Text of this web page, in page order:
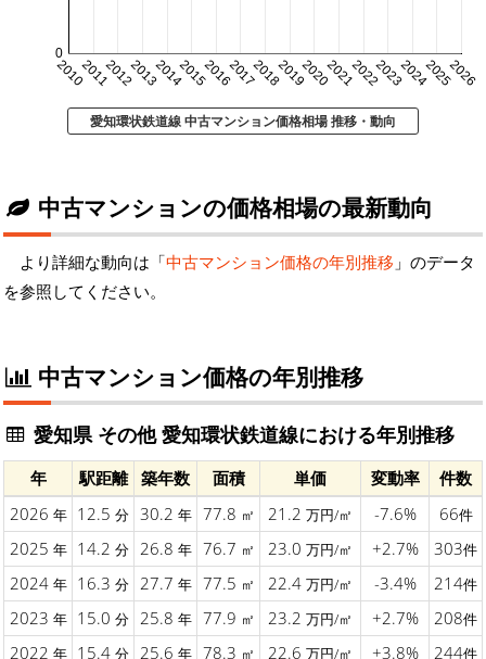
20102011201220132014201520162017201820192020202120222023202420252026
0
愛知環状鉄道線 中古マンション価格相場 推移・動向
中古マンションの価格相場の最新動向
より詳細な動向は「中古マンション価格の年別推移 」のデータ
を参照してください。
中古マンション価格の年別推移
愛知県 その他 愛知環状鉄道線における年別推移
年 駅距離 築年数 面積 単価 変動率
件数
2026 年 12.5 分 30.2 年 77.8 ㎡ 21.2 万円/㎡ -7.6% 66件
2025 年 14.2 分 26.8 年 76.7 ㎡ 23.0 万円/㎡ +2.7% 303件
2024 年 16.3 分 27.7 年 77.5 ㎡ 22.4 万円/㎡ -3.4% 214件
2023 年 15.0 分 25.8 年 77.9 ㎡ 23.2 万円/㎡ +2.7% 208件
2022 年 15.4 分 25.6 年 78.3 ㎡ 22.6 万円/㎡ +3.8% 244件